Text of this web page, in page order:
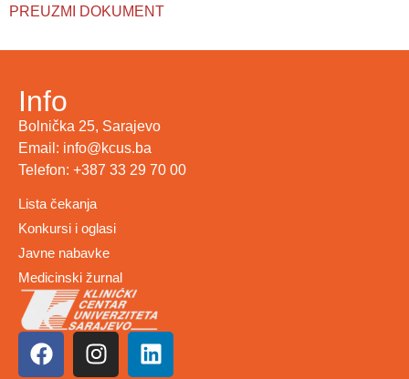
PREUZMI DOKUMENT
Info
Bolnička 25, Sarajevo
Email: info@kcus.ba
Telefon: +387 33 29 70 00
Lista čekanja
Konkursi i oglasi
Javne nabavke
Medicinski žurnal